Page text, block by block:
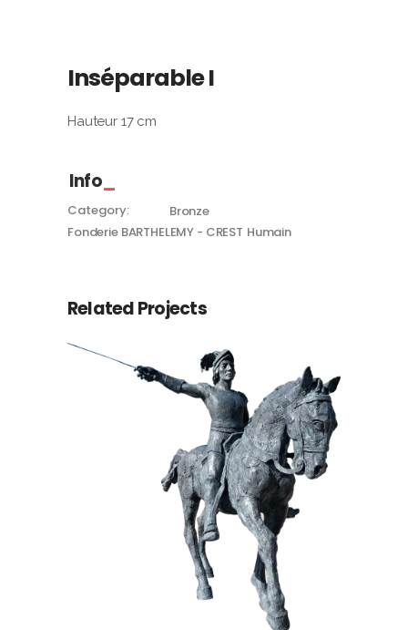
Inséparable I
Hauteur 17 cm
Info
Category:
Bronze
Fonderie BARTHELEMY - CREST Humain
Related Projects
Chevalier Bayard
Bronze
Fonderie BARTHELEMY - CREST
Humain